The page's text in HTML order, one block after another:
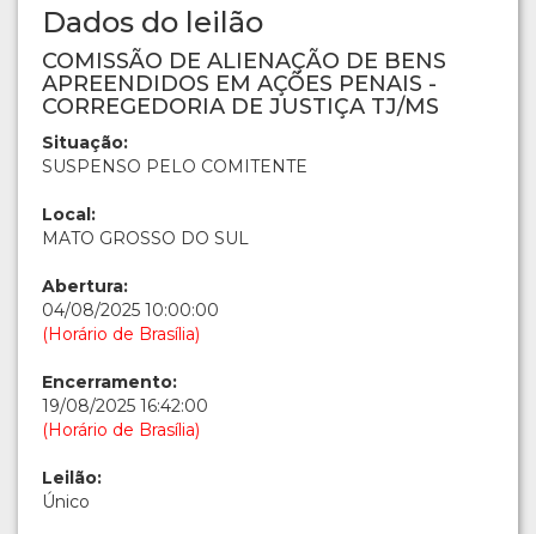
Dados do leilão
COMISSÃO DE ALIENAÇÃO DE BENS
APREENDIDOS EM AÇÕES PENAIS -
CORREGEDORIA DE JUSTIÇA TJ/MS
Situação:
SUSPENSO PELO COMITENTE
Local:
MATO GROSSO DO SUL
Abertura:
04/08/2025 10:00:00
(Horário de Brasília)
Encerramento:
19/08/2025 16:42:00
(Horário de Brasília)
Leilão:
Único